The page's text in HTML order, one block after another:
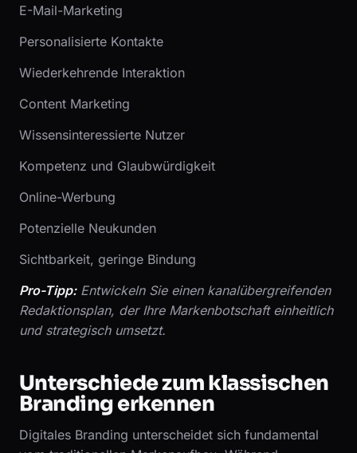
E-Mail-Marketing
Personalisierte Kontakte
Wiederkehrende Interaktion
Content Marketing
Wissensinteressierte Nutzer
Kompetenz und Glaubwürdigkeit
Online-Werbung
Potenzielle Neukunden
Sichtbarkeit, geringe Bindung
Pro-Tipp: Entwickeln Sie einen kanalübergreifenden
Redaktionsplan, der Ihre Markenbotschaft einheitlich
und strategisch umsetzt.
Unterschiede zum klassischen
Branding erkennen
Digitales Branding unterscheidet sich fundamental